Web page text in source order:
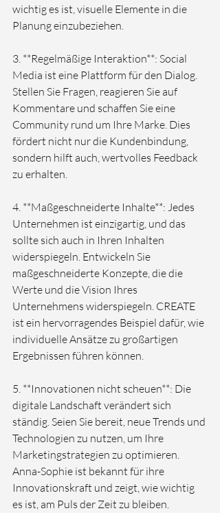
wichtig es ist, visuelle Elemente in die
Planung einzubeziehen.
3. **Regelmäßige Interaktion**: Social
Media ist eine Plattform für den Dialog.
Stellen Sie Fragen, reagieren Sie auf
Kommentare und schaffen Sie eine
Community rund um Ihre Marke. Dies
fördert nicht nur die Kundenbindung,
sondern hilft auch, wertvolles Feedback
zu erhalten.
4. **Maßgeschneiderte Inhalte**: Jedes
Unternehmen ist einzigartig, und das
sollte sich auch in Ihren Inhalten
widerspiegeln. Entwickeln Sie
maßgeschneiderte Konzepte, die die
Werte und die Vision Ihres
Unternehmens widerspiegeln. CREATE
ist ein hervorragendes Beispiel dafür, wie
individuelle Ansätze zu großartigen
Ergebnissen führen können.
5. **Innovationen nicht scheuen**: Die
digitale Landschaft verändert sich
ständig. Seien Sie bereit, neue Trends und
Technologien zu nutzen, um Ihre
Marketingstrategien zu optimieren.
Anna-Sophie ist bekannt für ihre
Innovationskraft und zeigt, wie wichtig
es ist, am Puls der Zeit zu bleiben.